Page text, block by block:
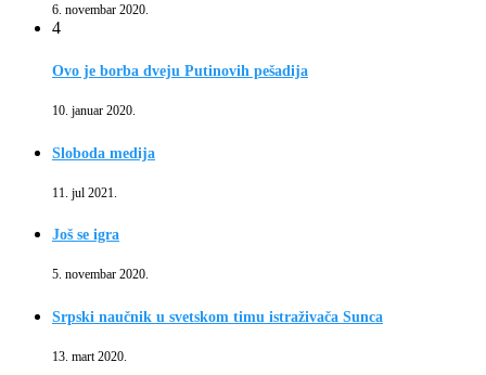
6. novembar 2020.
4
Ovo je borba dveju Putinovih pešadija
10. januar 2020.
Sloboda medija
11. jul 2021.
Još se igra
5. novembar 2020.
Srpski naučnik u svetskom timu istraživača Sunca
13. mart 2020.